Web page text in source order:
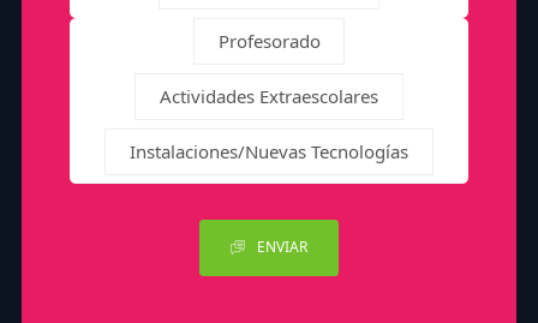
Profesorado
Actividades Extraescolares
Instalaciones/Nuevas Tecnologías
ENVIAR